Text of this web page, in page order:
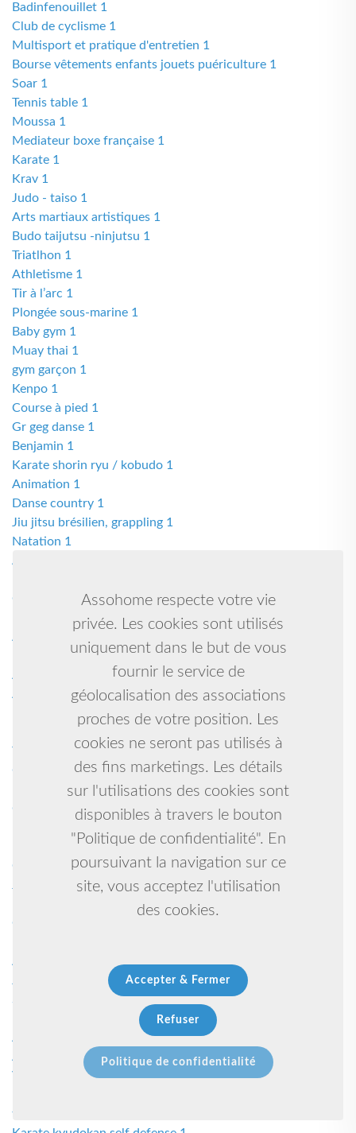
Assohome respecte votre vie
privée. Les cookies sont utilisés
uniquement dans le but de vous
fournir le service de
géolocalisation des associations
proches de votre position. Les
cookies ne seront pas utilisés à
des fins marketings. Les détails
sur l'utilisations des cookies sont
disponibles à travers le bouton
"Politique de confidentialité". En
poursuivant la navigation sur ce
site, vous acceptez l'utilisation
des cookies.
Accepter & Fermer
Refuser
Politique de confidentialité
Badinfenouillet 1
Club de cyclisme 1
Multisport et pratique d'entretien 1
Bourse vêtements enfants jouets puériculture 1
Soar 1
Tennis table 1
Moussa 1
Mediateur boxe française 1
Karate 1
Krav 1
Judo - taiso 1
Arts martiaux artistiques 1
Budo taijutsu -ninjutsu 1
Triatlhon 1
Athletisme 1
Tir à l’arc 1
Plongée sous-marine 1
Baby gym 1
Muay thai 1
gym garçon 1
Kenpo 1
Course à pied 1
Gr geg danse 1
Benjamin 1
Karate shorin ryu / kobudo 1
Animation 1
Danse country 1
Jiu jitsu brésilien, grappling 1
Natation 1
Asbl 1
Gymnastique artistique féminine et baby gym 1
Natation synchronisée 1
Abel 1
Humanitaire et culturelle 1
Assistante 1
Anglais sportif multisports 1
Musique et de danse 1
Tennis de table gilles de retz 1
Country, danse en ligne, danse de salon 1
Budo taijutsu-ninjutsu 1
Cosmopolitan club de taverny 1
Georges 1
Judo - ju jitsu 1
Grandidier 1
Arts martiaux 1
Salle de sport 1
Aïkido yoga chinois taichi 1
Arc 1
Volley-ball 1
tous 1